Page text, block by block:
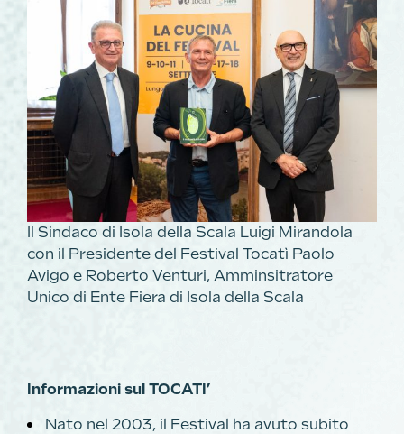
Il Sindaco di Isola della Scala Luigi Mirandola
con il Presidente del Festival Tocatì Paolo
Avigo e Roberto Venturi, Amminsitratore
Unico di Ente Fiera di Isola della Scala
Informazioni sul TOCATI’
Nato nel 2003, il Festival ha avuto subito